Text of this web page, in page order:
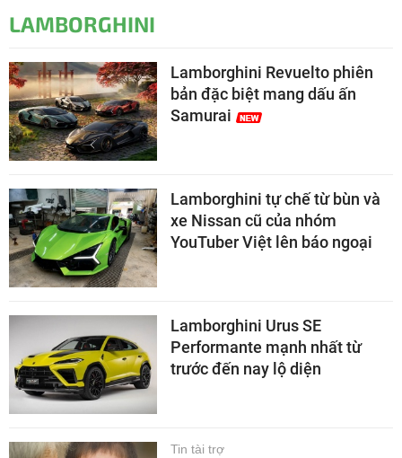
LAMBORGHINI
Lamborghini Revuelto phiên
bản đặc biệt mang dấu ấn
Samurai
Lamborghini tự chế từ bùn và
xe Nissan cũ của nhóm
YouTuber Việt lên báo ngoại
Lamborghini Urus SE
Performante mạnh nhất từ
trước đến nay lộ diện
Tin tài trợ